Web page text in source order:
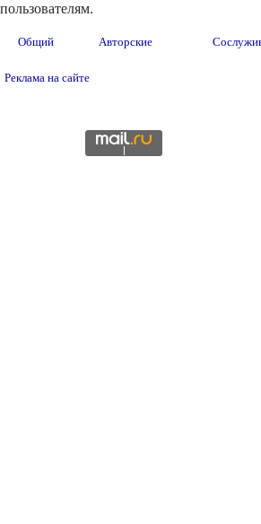
пользователям.
Общий Авторские
Реклама на сайте